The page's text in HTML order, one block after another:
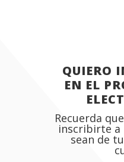
QUIERO
EN EL
Recuerda
inscribirte a
sean de